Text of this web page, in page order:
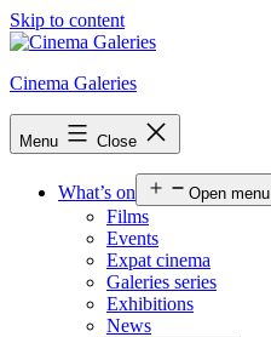
Skip to content
Cinema Galeries
Menu Close
What’s on Open menu
Films
Events
Expat cinema
Galeries series
Exhibitions
News